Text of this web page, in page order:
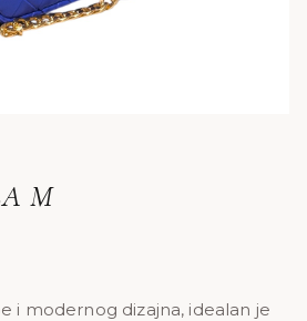
M
i modernog dizajna, idealan je